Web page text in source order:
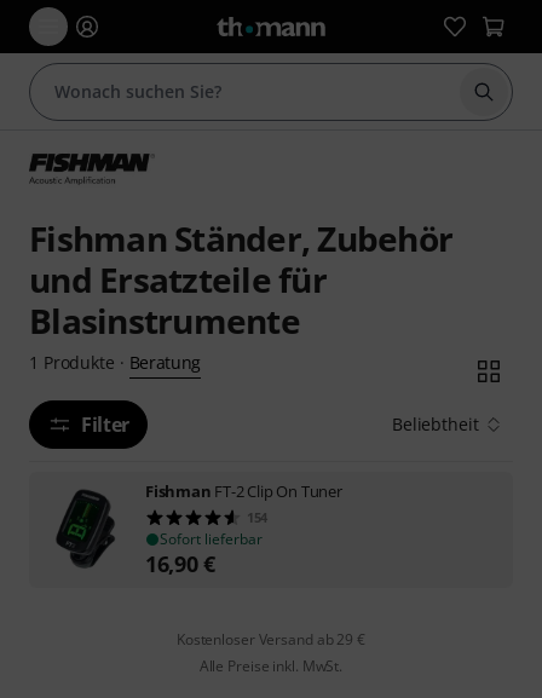
Suche
Fishman Ständer, Zubehör
und Ersatzteile für
Blasinstrumente
1 Produkte · Beratung
Filter Beliebtheit
Fishman FT-2 Clip On Tuner
154
Sofort lieferbar
16,90€
Kostenloser Versand ab 29 €
Alle Preise inkl. MwSt.